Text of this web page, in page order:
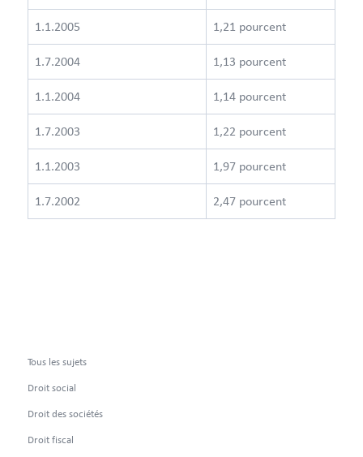
1.1.2005 1,21 pourcent
1.7.2004 1,13 pourcent
1.1.2004 1,14 pourcent
1.7.2003 1,22 pourcent
1.1.2003 1,97 pourcent
1.7.2002 2,47 pourcent
Tous les sujets
Droit social
Droit des sociétés
Droit fiscal